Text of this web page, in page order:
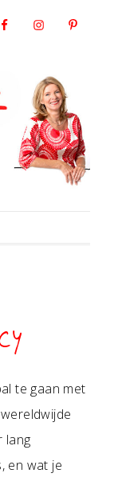
te gaan met
lang
en wat je